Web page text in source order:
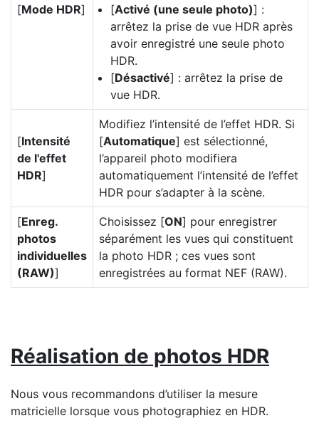
[Mode HDR]
[Activé (une seule photo)] :
arrêtez la prise de vue HDR après
avoir enregistré une seule photo
HDR.
[Désactivé] : arrêtez la prise de
vue HDR.
[Intensité
de l'effet
HDR]
Modifiez l’intensité de l’effet HDR. Si
[Automatique] est sélectionné,
l’appareil photo modifiera
automatiquement l’intensité de l’effet
HDR pour s’adapter à la scène.
[Enreg.
photos
individuelles
(RAW)]
Choisissez [ON] pour enregistrer
séparément les vues qui constituent
la photo HDR ; ces vues sont
enregistrées au format NEF (RAW).
Réalisation de photos HDR
Nous vous recommandons d’utiliser la mesure
matricielle lorsque vous photographiez en HDR.